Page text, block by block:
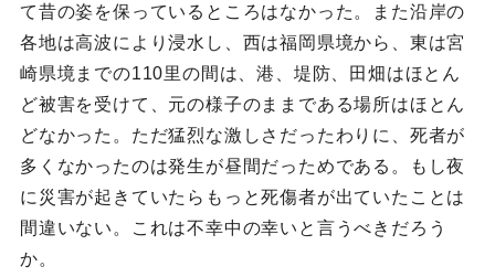
て昔の姿を保っているところはなかった。また沿岸の
各地は高波により浸水し、西は福岡県境から、東は宮
崎県境までの110里の間は、港、堤防、田畑はほとん
ど被害を受けて、元の様子のままである場所はほとん
どなかった。ただ猛烈な激しさだったわりに、死者が
多くなかったのは発生が昼間だっためである。もし夜
に災害が起きていたらもっと死傷者が出ていたことは
間違いない。これは不幸中の幸いと言うべきだろう
か。